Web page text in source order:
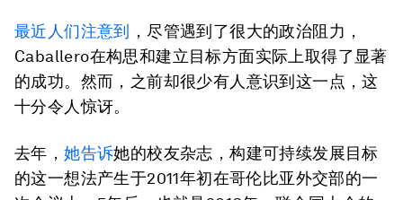
最近人们注意到
，尽管遇到了很大的政治阻力，
Caballero在构思和建立目标方面实际上取得了显著
的成功。然而，之前却很少有人意识到这一点，这
十分令人惊讶。
去年，她告诉她的校友杂志，构建可持续发展目标
的这一想法产生于2011年初在哥伦比亚外交部的一